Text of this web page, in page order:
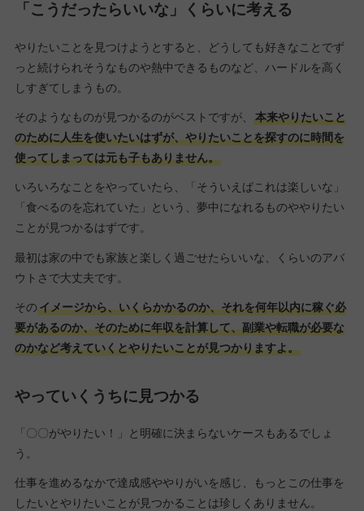
「こうだったらいいな」くらいに考える
やりたいことを見つけようとすると、どうしても好きなことでず
っと続けられそうなものや熱中できるものなど、ハードルを高く
しすぎてしまうもの。
そのようなものが見つかるのがベストですが、
本来やりたいこと
のために人生を使いたいはずが、やりたいことを探すのに時間を
使ってしまっては元も子もありません。
いろいろなことをやっていたら、「そういえばこれは楽しいな」
「食べるのを忘れていた」という、夢中になれるものややりたい
ことが見つかるはずです。
最初は家の中でも家族と楽しく過ごせたらいいな、くらいのアバ
ウトさで大丈夫です。
そのイメージから、いくらかかるのか、それを何年以内に稼ぐ必
要があるのか、そのために年収を計算して、副業や転職が必要な
のかなど考えていくとやりたいことが見つかりますよ。
やっていくうちに見つかる
「〇〇がやりたい！」と明確に決まらないケースもあるでしょ
う。
仕事を進めるなかで達成感ややりがいを感じ、もっとこの仕事を
したいとやりたいことが見つかることは珍しくありません。